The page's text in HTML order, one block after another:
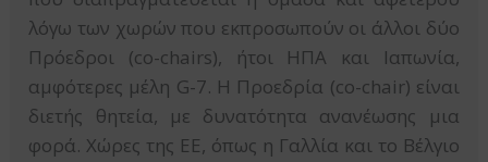
λόγω των χωρών που εκπροσωπούν οι άλλοι δύο
Πρόεδροι (co-chairs), ήτοι ΗΠΑ και Ιαπωνία,
αμφότερες μέλη G-7. Η Προεδρία (co-chair) είναι
διετής θητεία, με δυνατότητα ανανέωσης μια
φορά. Χώρες της ΕΕ, όπως η Γαλλία και το Βέλγιο